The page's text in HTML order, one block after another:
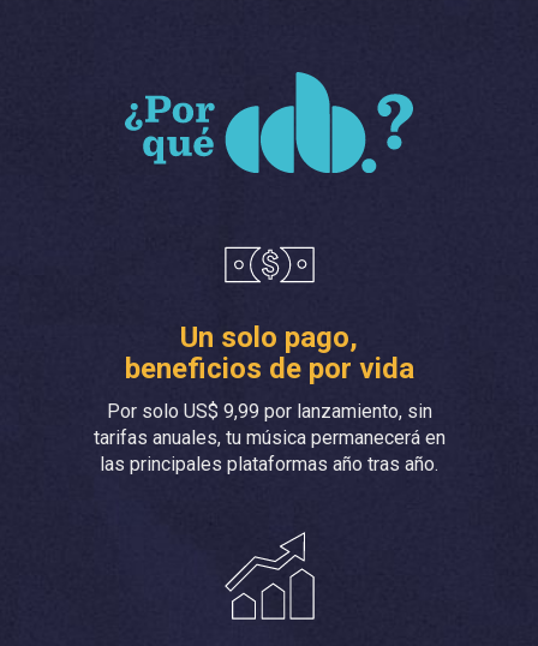
Un solo pago,
beneficios de por vida
Por solo US$ 9,99 por lanzamiento, sin
tarifas anuales, tu música permanecerá en
las principales plataformas año tras año.